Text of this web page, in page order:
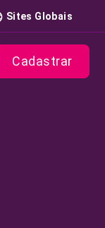
Sites Globais
Cadastrar